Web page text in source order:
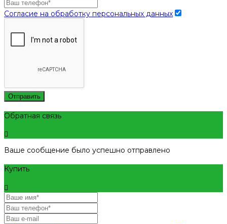
Согласие на обработку персональных данных
Отправить
Обратная связь
Ваше сообщение было успешно отправлено
Купить